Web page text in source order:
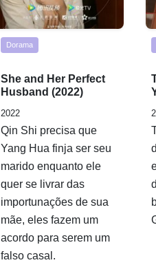
Dorama
0,0
She and Her Perfect
Husband (2022)
2022
Qin Shi precisa que
Yang Hua finja ser seu
marido enquanto ele
quer se livrar das
importunações de sua
mãe, eles fazem um
acordo para serem um
falso casal.